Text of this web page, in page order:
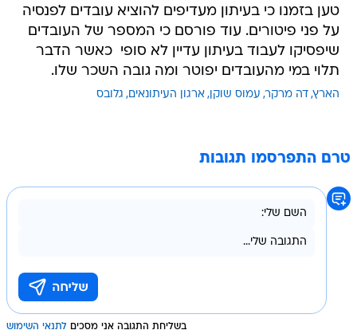
טען בזמנו כי בעיתון מעדיפים להוציא עובדים לפנסיה
על פני פיטורים. עוד פורסם כי המספר של העובדים
שיפסיקו לעבוד בעיתון עדיין לא סופי  כאשר הדבר
תלוי במי מהעובדים יפוטר ומה גובה השכר שלו.
הארץ דה מרקר עמוס שוקן ארגון העיתונאים גלובס
טרם התפרסמו תגובות
בשליחת התגובה אני מסכים לתנאי השימוש